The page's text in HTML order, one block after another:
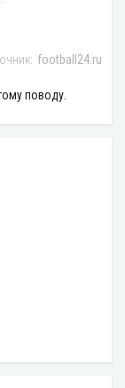
football24.ru
поводу.